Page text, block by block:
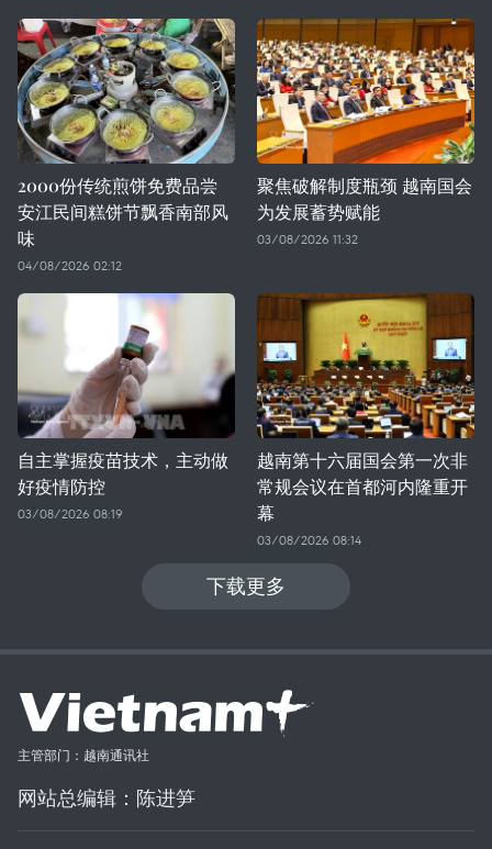
2000份传统煎饼免费品尝
安江民间糕饼节飘香南部风
味
04/08/2026 02:12
聚焦破解制度瓶颈 越南国会
为发展蓄势赋能
03/08/2026 11:32
自主掌握疫苗技术，主动做
好疫情防控
03/08/2026 08:19
越南第十六届国会第一次非
常规会议在首都河内隆重开
幕
03/08/2026 08:14
下载更多
主管部门：越南通讯社
网站总编辑：陈进笋